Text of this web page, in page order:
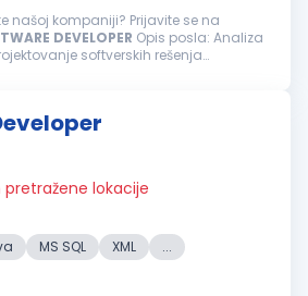
našoj kompaniji? Prijavite se na
DEVELOPER Opis posla: Analiza
softverskih rešenja
pretražene lokacije
MS SQL XML ...